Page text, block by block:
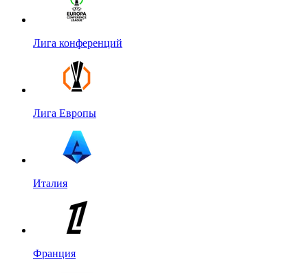
Лига конференций
Лига Европы
Италия
Франция